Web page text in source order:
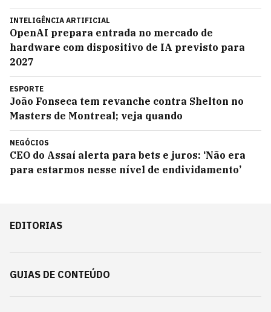
INTELIGÊNCIA ARTIFICIAL
OpenAI prepara entrada no mercado de
hardware com dispositivo de IA previsto para
2027
ESPORTE
João Fonseca tem revanche contra Shelton no
Masters de Montreal; veja quando
NEGÓCIOS
CEO do Assaí alerta para bets e juros: ‘Não era
para estarmos nesse nível de endividamento’
EDITORIAS
GUIAS DE CONTEÚDO